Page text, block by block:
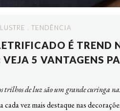
LUSTRE .TENDÊNCIA
É TREND
5 VANTAGENS
trilhos de luz são um grande curinga
vez mais destaque nas